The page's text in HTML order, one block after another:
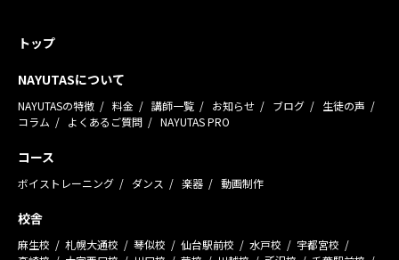
トップ
NAYUTASについて
NAYUTASの特徴 料金 講師一覧 お知らせ ブログ
生徒の声
コラム
よくあるご質問 NAYUTAS PRO
コース
ボイストレーニング ダンス 楽器 動画制作
校舎
麻生校 札幌大通校 琴似校 仙台駅前校 水戸校
宇都宮校